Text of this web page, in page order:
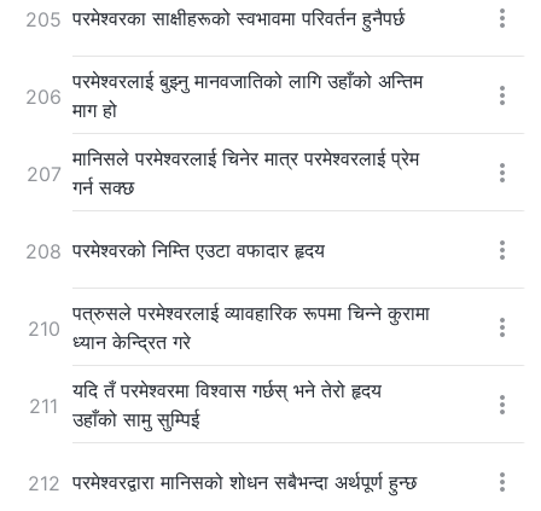
205 परमेश्‍वरका साक्षीहरूको स्वभावमा परिवर्तन हुनैपर्छ
206
परमेश्‍वरलाई बुझ्नु मानवजातिको लागि उहाँको अन्तिम
माग हो
207
मानिसले परमेश्‍वरलाई चिनेर मात्र परमेश्‍वरलाई प्रेम
गर्न सक्छ
208 परमेश्‍वरको निम्ति एउटा वफादार हृदय
210
पत्रुसले परमेश्‍वरलाई व्यावहारिक रूपमा चिन्ने कुरामा
ध्यान केन्द्रित गरे
211
यदि तँ परमेश्‍वरमा विश्‍वास गर्छस् भने तेरो हृदय
उहाँको सामु सुम्पिई
212 परमेश्‍वरद्वारा मानिसको शोधन सबैभन्दा अर्थपूर्ण हुन्छ